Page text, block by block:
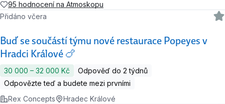
95 hodnocení na Atmoskopu
Buď se součástí týmu nové restaurace Popeyes v
Hradci Králové 🍗
Přidáno včera
30 000 ‍–‍ 32 000 Kč
Odpověď do 2 týdnů
Odpovězte teď a budete mezi prvními
Rex Concepts
Hradec Králové